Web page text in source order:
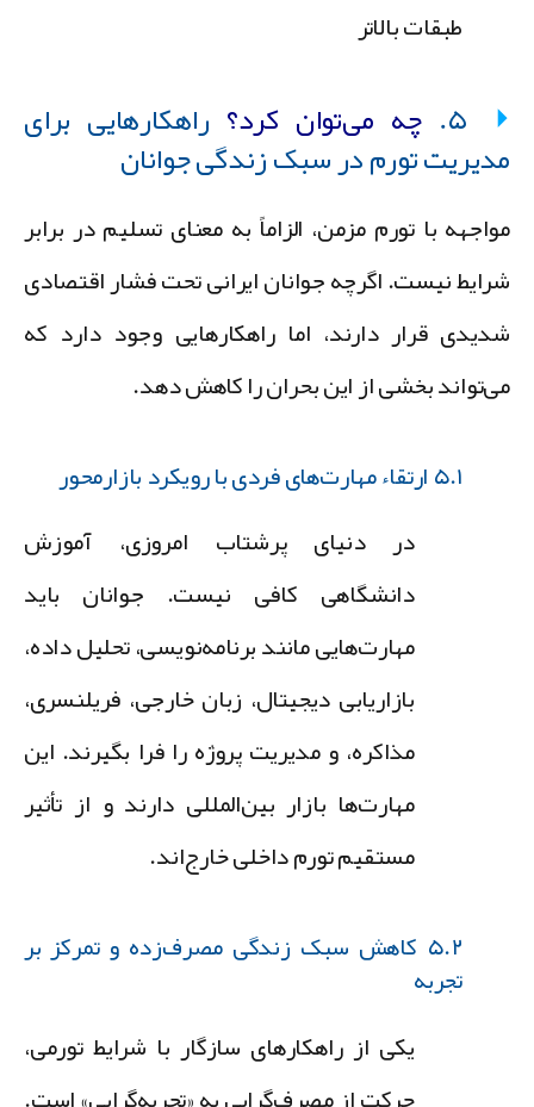
طبقات بالاتر
۵. چه می‌توان کرد؟راهکارهایی برای
تورم در سبک زندگی جوانان
با تورم مزمن، الزاماً به معنای تسلیم در برابر
نیست. اگرچه جوانان ایرانی تحت فشار اقتصادی
قرار دارند، اما راهکارهایی وجود دارد که
بخشی از این بحران را کاهش دهد.
در دنیای پرشتاب امروزی، آموزش
دانشگاهی کافی نیست. جوانان باید
مهارت‌هایی مانند برنامه‌نویسی، تحلیل داده،
بازاریابی دیجیتال، زبان خارجی، فریلنسری،
مذاکره، و مدیریت پروژه را فرا بگیرند. این
مهارت‌ها بازار بین‌المللی دارند و از تأثیر
مستقیم تورم داخلی خارج‌اند.
۵.۲ کاهش سبک زندگی مصرف‌زده و تمرکز بر
تجربه
یکی از راهکارهای سازگار با شرایط تورمی،